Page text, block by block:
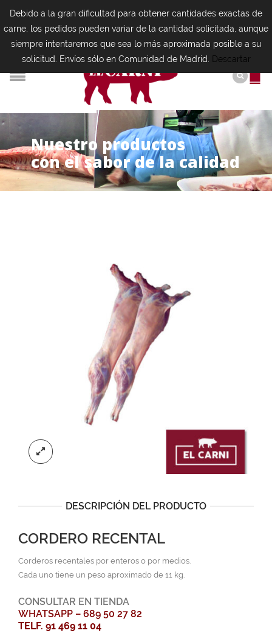
Nuestro productos
con el sabor de la calidad
DESCRIPCIÓN DEL PRODUCTO
CORDERO RECENTAL
Corderos recentales por enteros o por medios.
Cada uno tiene un peso aproximado de 11 kg.
CONSULTAR EN TIENDA
WHATSAPP – 689 50 27 82
TELF. 91 469 11 04
Debido a la gran dificultad para obtener cantidades exactas de
carne, los pedidos pueden variar de la cantidad solicitada, aunque
siempre intentaremos que sea lo más aproximada posible a su
solicitud. Envíos sólo en Comunidad de Madrid.
Descartar